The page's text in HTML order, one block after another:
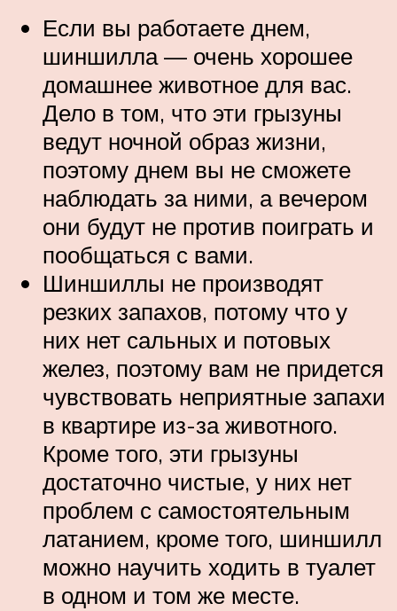
Если вы работаете днем,
шиншилла — очень хорошее
домашнее животное для вас.
Дело в том, что эти грызуны
ведут ночной образ жизни,
поэтому днем вы не сможете
наблюдать за ними, а вечером
они будут не против поиграть и
пообщаться с вами.
Шиншиллы не производят
резких запахов, потому что у
них нет сальных и потовых
желез, поэтому вам не придется
чувствовать неприятные запахи
в квартире из-за животного.
Кроме того, эти грызуны
достаточно чистые, у них нет
проблем с самостоятельным
латанием, кроме того, шиншилл
можно научить ходить в туалет
в одном и том же месте.